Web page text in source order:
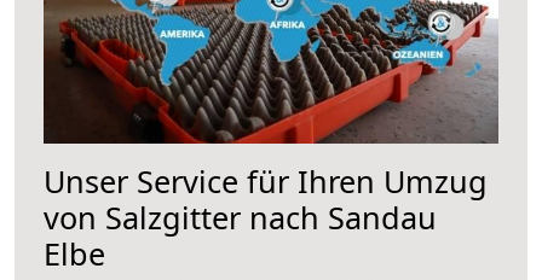
Unser Service für Ihren Umzug
von Salzgitter nach Sandau
Elbe